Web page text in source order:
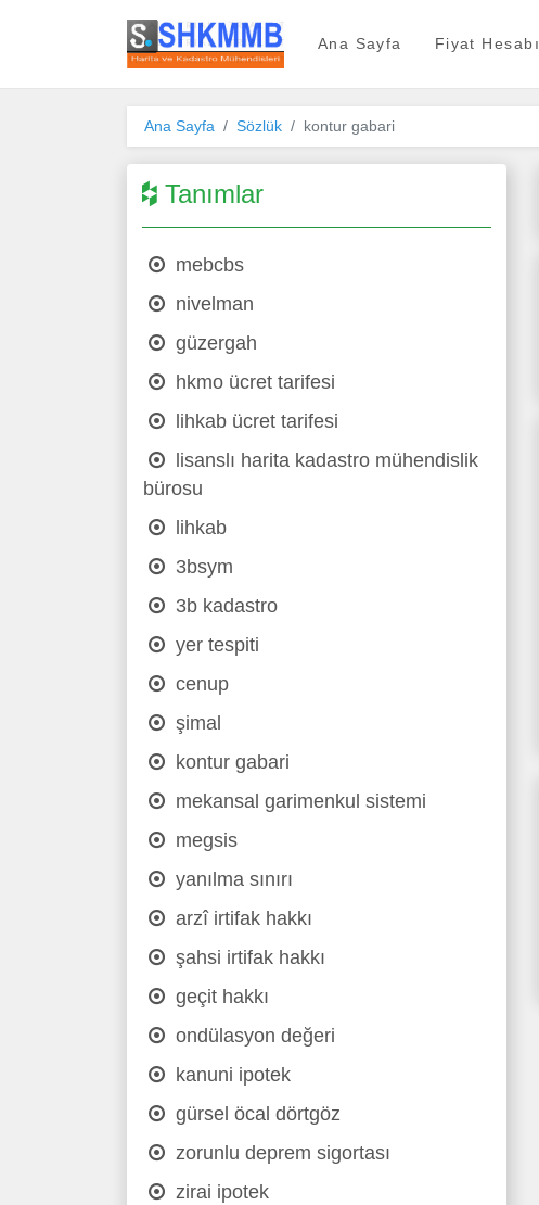
SHKMMB
Ana Sayfa Fiyat Hesabı
Ana Sayfa Sözlük kontur gabari
Tanımlar
mebcbs
nivelman
güzergah
hkmo ücret tarifesi
lihkab ücret tarifesi
lisanslı harita kadastro mühendislik
bürosu
lihkab
3bsym
3b kadastro
yer tespiti
cenup
şimal
kontur gabari
mekansal garimenkul sistemi
megsis
yanılma sınırı
arzî irtifak hakkı
şahsi irtifak hakkı
geçit hakkı
ondülasyon değeri
kanuni ipotek
gürsel öcal dörtgöz
zorunlu deprem sigortası
zirai ipotek